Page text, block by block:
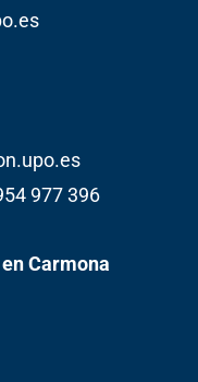
977 396
Carmona